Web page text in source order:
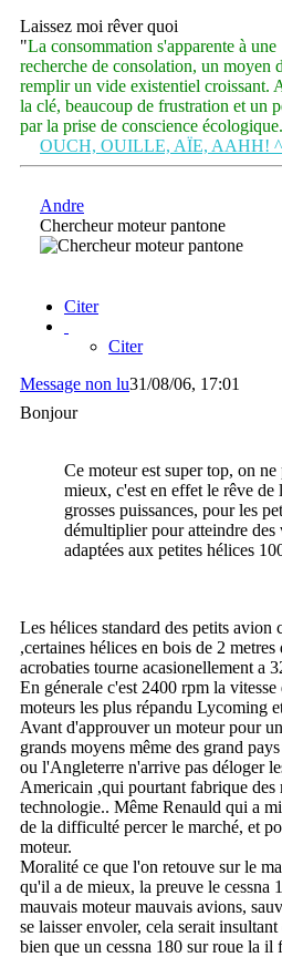
Laissez moi rêver quoi
"La consommation s'apparente à une
recherche de consolation, un moyen
remplir un vide existentiel croissant.
la clé, beaucoup de frustration et un
par la prise de conscience écologique.
OUCH, OUILLE, AÏE, AAHH!
Andre
Chercheur moteur pantone
Citer
Citer
Message non lu31/08/06, 17:01
Bonjour
Ce moteur est super top, on
mieux, c'est en effet le rêve
grosses puissances, pour les
démultiplier pour atteindre des
adaptées aux petites hélices
Les hélices standard des petits avion
,certaines hélices en bois de 2
acrobaties tourne acasionellement a
En génerale c'est 2400 rpm la
moteurs les plus répandu Lycoming
Avant d'approuver un moteur pour
grands moyens même des grand
ou l'Angleterre n'arrive pas déloger
Americain ,qui pourtant fabrique des
technologie.. Même Renauld qui a
de la difficulté percer le marché, et
moteur.
Moralité ce que l'on retouve sur le
qu'il a de mieux, la preuve le cessna
mauvais moteur mauvais avions,
se laisser envoler, cela serait
bien que un cessna 180 sur roue la il